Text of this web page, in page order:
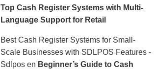
Top Cash Register Systems with Multi-
Language Support for Retail
Best Cash Register Systems for Small-
Scale Businesses with SDLPOS Features -
Sdlposen Beginner’s Guide to Cash